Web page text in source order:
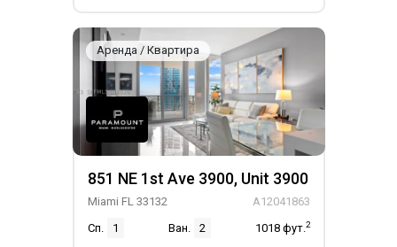
Аренда / Квартира
851 NE 1st Ave 3900, Unit 3900
Miami FL 33132
A12041863
Сп.
1 Ван. 2 1018 фут.2